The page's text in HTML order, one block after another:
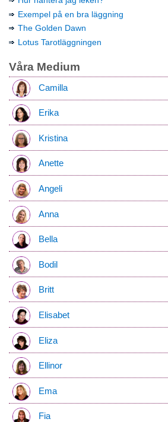
Exempel på en bra läggning
The Golden Dawn
Lotus Tarotläggningen
Våra Medium
Camilla
Erika
Kristina
Anette
Angeli
Anna
Bella
Bodil
Britt
Elisabet
Eliza
Ellinor
Ema
Fia